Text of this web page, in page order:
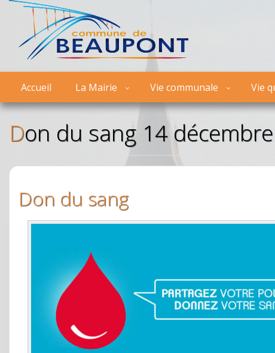
Don du sang 14
Don du sang
Accueil La Mairie Vie communale Vie